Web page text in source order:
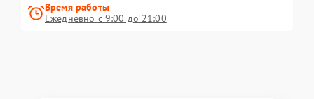
Время работы
Ежедневно с 9:00 до 21:00